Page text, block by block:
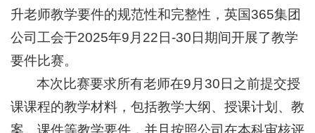
升老师教学要件的规范性和完整性，英国365集团
公司工会于2025年9月22日-30日期间开展了教学
要件比赛。
本次比赛要求所有老师在9月30日之前提交授
课课程的教学材料，包括教学大纲、授课计划、教